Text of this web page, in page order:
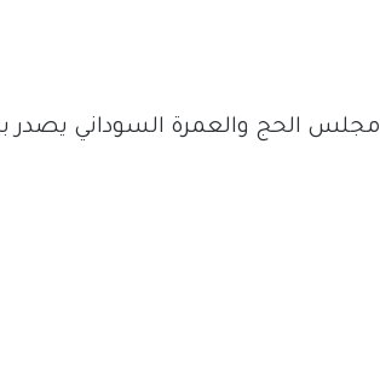
مجلس الحج والعمرة السوداني يصدر